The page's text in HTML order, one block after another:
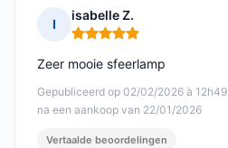
I
isabelle Z.
Opmerking: 5 van 5
Gepubliceerd op 02/02/2026 à 12h49
na een aankoop van 22/01/2026
Zeer mooie sfeerlamp
Vertaalde beoordelingen